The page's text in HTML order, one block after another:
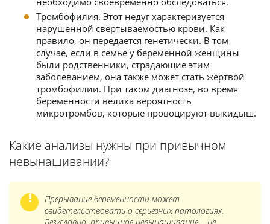
Тромбофилия. Этот недуг характеризуется
нарушенной свертываемостью крови. Как
правило, он передается генетически. В том
случае, если в семье у беременной женщины
были родственники, страдающие этим
заболеванием, она также может стать жертвой
тромбофилии. При таком диагнозе, во время
беременности велика вероятность
микротромбов, которые провоцируют выкидыш.
Какие анализы нужны при привычном
невынашивании?
Прерывание беременности может
свидетельствовать о серьезных патологиях.